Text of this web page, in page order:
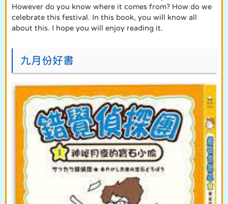
However do you know where it comes from? How do we
celebrate this festival. In this book, you will know all
about this. I hope you will enjoy reading it.
九月份好書